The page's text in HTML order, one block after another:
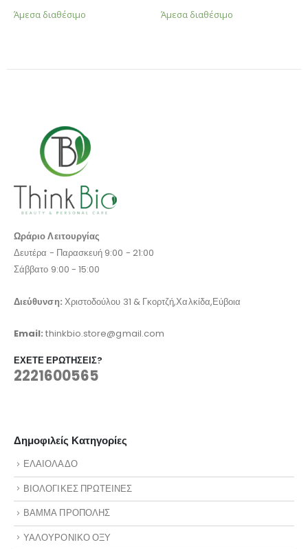
Άμεσα διαθέσιμο Άμεσα διαθέσιμο
Ωράριο Λειτουργίας
Δευτέρα - Παρασκευή 9:00 - 21:00
Σάββατο 9:00 - 15:00
Διεύθυνση: Χριστοδούλου 31 & Γκορτζή,Χαλκίδα,Εύβοια
Email:thinkbio.store@gmail.com
ΈΧΕΤΕ ΕΡΩΤΉΣΕΙΣ?
2221600565
Δημοφιλείς Κατηγορίες
ΕΛΑΙΟΛΑΔΟ
ΒΙΟΛΟΓΙΚΕΣ ΠΡΩΤΕΙΝΕΣ
ΒΑΜΜΑ ΠΡΟΠΟΛΗΣ
ΥΑΛΟΥΡΟΝΙΚΟ ΟΞΥ